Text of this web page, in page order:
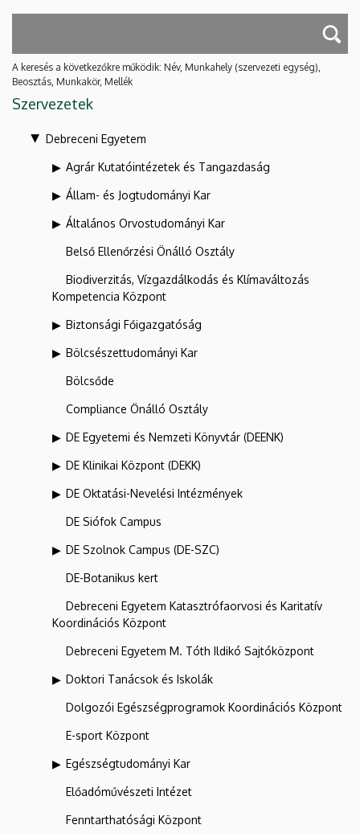
A keresés a következőkre működik: Név, Munkahely (szervezeti egység),
Beosztás, Munkakör, Mellék
Szervezetek
Debreceni Egyetem
Agrár Kutatóintézetek és Tangazdaság
Állam- és Jogtudományi Kar
Általános Orvostudományi Kar
Belső Ellenőrzési Önálló Osztály
Biodiverzitás, Vízgazdálkodás és Klímaváltozás
Kompetencia Központ
Biztonsági Főigazgatóság
Bölcsészettudományi Kar
Bölcsőde
Compliance Önálló Osztály
DE Egyetemi és Nemzeti Könyvtár (DEENK)
DE Klinikai Központ (DEKK)
DE Oktatási-Nevelési Intézmények
DE Siófok Campus
DE Szolnok Campus (DE-SZC)
DE-Botanikus kert
Debreceni Egyetem Katasztrófaorvosi és Karitatív
Koordinációs Központ
Debreceni Egyetem M. Tóth Ildikó Sajtóközpont
Doktori Tanácsok és Iskolák
Dolgozói Egészségprogramok Koordinációs Központ
E-sport Központ
Egészségtudományi Kar
Előadóművészeti Intézet
Fenntarthatósági Központ